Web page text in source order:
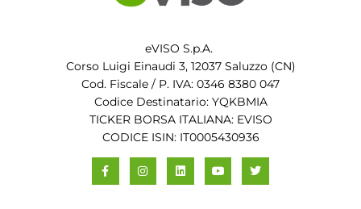
eVISO S.p.A.
Corso Luigi Einaudi 3, 12037 Saluzzo (CN)
Cod. Fiscale / P. IVA: 0346 8380 047
Codice Destinatario: YQKBMIA
TICKER BORSA ITALIANA: EVISO
CODICE ISIN: IT0005430936